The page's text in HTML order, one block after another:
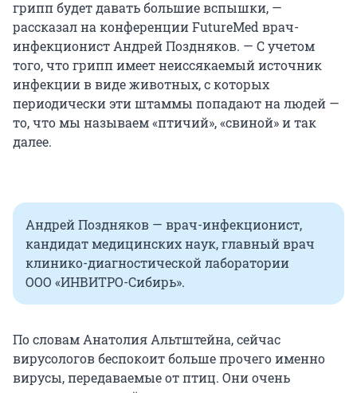
грипп будет давать большие вспышки, —
рассказал на конференции FutureMed врач-
инфекционист Андрей Поздняков. — С учетом
того, что грипп имеет неиссякаемый источник
инфекции в виде животных, с которых
периодически эти штаммы попадают на людей —
то, что мы называем «птичий», «свиной» и так
далее.
Андрей Поздняков — врач-инфекционист,
кандидат медицинских наук, главный врач
клинико-диагностической лаборатории
ООО «ИНВИТРО-Сибирь».
По словам Анатолия Альтштейна, сейчас
вирусологов беспокоит больше прочего именно
вирусы, передаваемые от птиц. Они очень